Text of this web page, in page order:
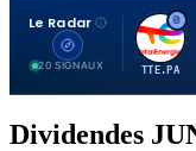
Le Radar
20 SIGNAUX
T
TTE.PA
Dividendes